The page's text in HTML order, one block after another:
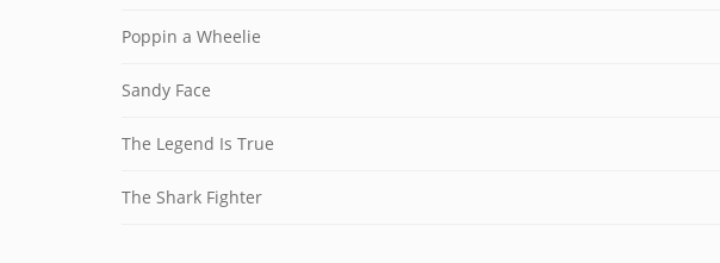
Poppin a Wheelie
Sandy Face
The Legend Is True
The Shark Fighter